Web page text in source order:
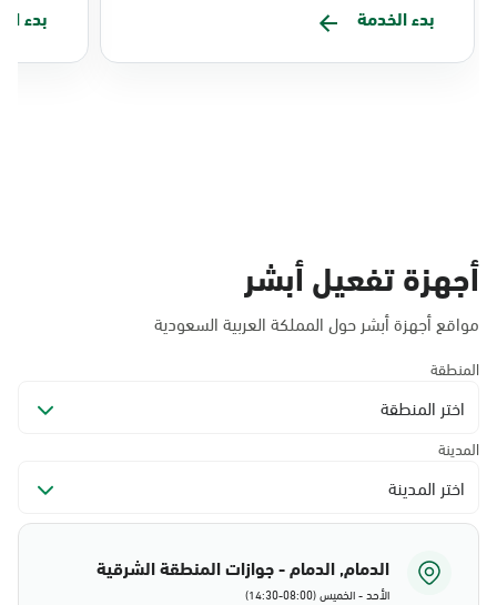
بدء الخدمة بدء
أجهزة تفعيل أبشر
مواقع أجهزة أبشر حول المملكة العربية السعودية
المنطقة
اختر المنطقة
المدينة
اختر المدينة
الدمام, الدمام - جوازات المنطقة الشرقية
الأحد - الخميس (08:00-14:30)